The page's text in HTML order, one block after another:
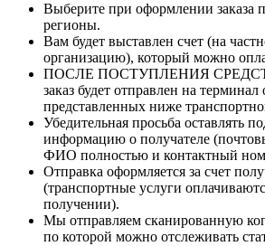
Выберите при оформлении заказа
регионы.
Вам будет выставлен счет (на
организацию), который можно
ПОСЛЕ ПОСТУПЛЕНИЯ
заказ будет отправлен на терминал
представленных ниже
Убедительная просьба оставлять
информацию о получателе
ФИО полностью и контактный
Отправка оформляется за счет
(транспортные услуги
получении).
Мы отправляем сканированную
по которой можно отслеживать